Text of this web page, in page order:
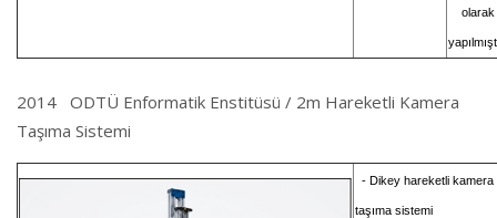
olarak
2014 ODTÜ Enformatik Enstitüsü / 2m Hareketli Kamera
Taşıma Sistemi
- Dikey hareketli kamera
taşıma sistemi